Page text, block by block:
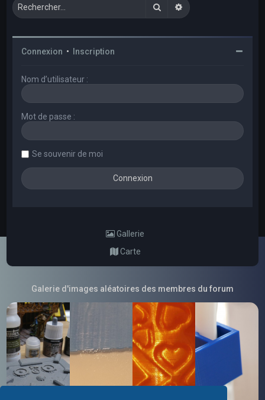
RechercherRecherche avancée
Connexion • Inscription
Nom d’utilisateur :
Mot de passe :
Se souvenir de moi
Gallerie
Carte
Galerie d'images aléatoires des membres du forum